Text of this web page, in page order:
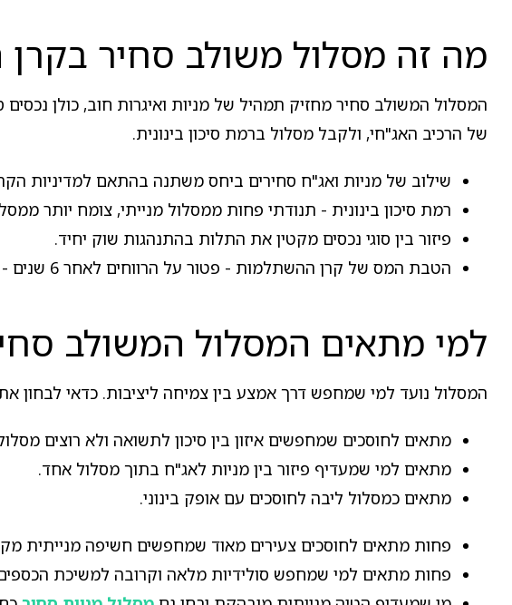
מה זה מסלול משולב סחיר
המסלול המשולב סחיר מחזיק תמהיל של מניות ואיגרות חוב, כולן
של הרכיב האג"חי, ולקבל מסלול ברמת סיכון בינונית.
שילוב של מניות ואג"ח סחירים ביחס משתנה בהתאם למדיניות
רמת סיכון בינונית - תנודתי פחות ממסלול מנייתי, צומח יותר
פיזור בין סוגי נכסים מקטין את התלות בהתנהגות שוק יחיד.
הטבת המס של קרן ההשתלמות - פטור על הרווחים לאחר 6 שנים - חלה על כלל התמהיל.
למי מתאים המסלול המשולב
המסלול נועד למי שמחפש דרך אמצע בין צמיחה ליציבות. כדאי לבחון
מתאים לחוסכים שמחפשים איזון בין סיכון לתשואה ולא רוצים מסלול
מתאים למי שמעדיף פיזור בין מניות לאג"ח בתוך מסלול אחד.
מתאים כמסלול ליבה לחוסכים עם אופק בינוני.
פחות מתאים לחוסכים צעירים מאוד שמחפשים חשיפה מנייתית
פחות מתאים למי שמחפש סולידיות מלאה וקרובה למשיכת